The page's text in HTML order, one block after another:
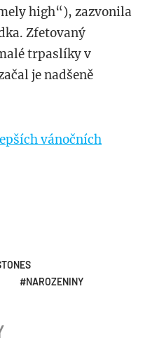
high“), zazvonila
Zfetovaný
trpaslíky v
je nadšeně
vánočních
NAROZENINY